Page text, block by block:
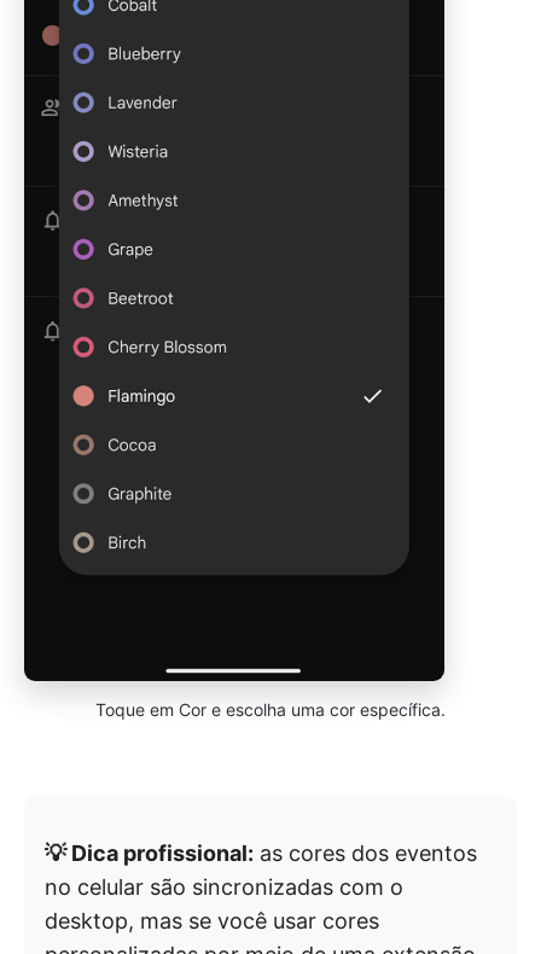
Toque em Cor e escolha uma cor específica.
💡 Dica profissional: as cores dos eventos
no celular são sincronizadas com o
desktop, mas se você usar cores